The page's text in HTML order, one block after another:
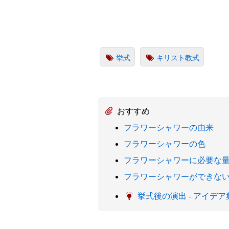
挙式 キリスト教式
おすすめ
フラワーシャワーの由来
フラワーシャワーの色
フラワーシャワーに必要な
フラワーシャワーができない
挙式後の演出 - アイデア